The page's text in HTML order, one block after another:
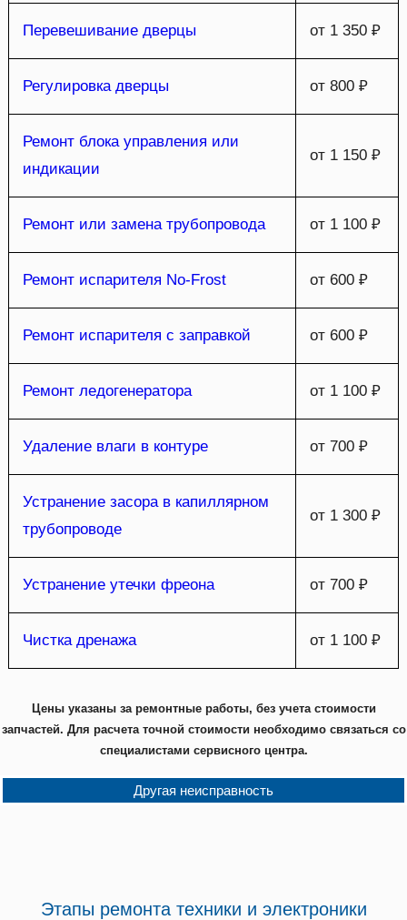
Перевешивание дверцы от 1 350 ₽
Регулировка дверцы от 800 ₽
Ремонт блока управления или
индикации
от 1 150 ₽
Ремонт или замена трубопровода от 1 100 ₽
Ремонт испарителя No-Frost от 600 ₽
Ремонт испарителя с заправкой от 600 ₽
Ремонт ледогенератора от 1 100 ₽
Удаление влаги в контуре от 700 ₽
Устранение засора в капиллярном
трубопроводе
от 1 300 ₽
Устранение утечки фреона от 700 ₽
Чистка дренажа от 1 100 ₽
Цены указаны за ремонтные работы, без учета стоимости
запчастей. Для расчета точной стоимости необходимо связаться со
специалистами сервисного центра.
Другая неисправность
Этапы ремонта техники и электроники